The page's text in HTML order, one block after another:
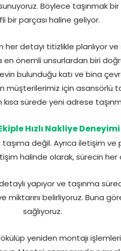
Böylece taşınmak bir
bir parçası haline geliyor.
her detayı titizlikle planlıyor
en önemli unsurlardan biri
bulunduğu katı ve bina
için asansörlü
sürede yeni adrese
Hızlı Nakliye Deneyimi
değil. Ayrıca iletişim
halinde olarak, sürecin
yapıyor ve taşınma
miktarını belirliyoruz. Buna
sağlıyoruz.
yeniden montajı